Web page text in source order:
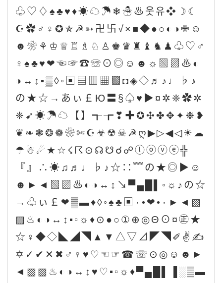
♧♡♢♠♣♥♦☀☁☂❄☃♨웃유❖☽☾
☪✿♂♀✪✯☭➳卍卐√×■◆●○◐◑✙☺
☻❀⚘♔♕♖♗♘♙♚♛♜♝♞♟♧♡♂
♀♠♣♥❤☜☞☎☏⊙◎☺☻☼▧▨♨◐
◑↔↕▪▒◊◦▣▤▥▦▩◘◈◇♬♪♩♭♪
の★☆→あぃ￡Ю〓§♤♥▶¤✲❈✿✲
❈➹☀☂☁【】┱┲❣✚✪✣✤✥✦❉❥
❦❧❃❂❁❀✄☪☣☢☠☭ღ▶▷◀◁☀☁
☂☃☄★☆☇☈⊙☊☋☌☍ⓛⓞⓥⓔ╬
『』∴☀♫♬♩♭♪☆∷﹌の★◎▶☺
☻►◄▧▨♨◐◑↔↕↘▀▄█▌◦☼♪の☆
→♧ぃ￡❤▒▬♦◊◦♠♣▣۰•❤•۰►◄▧
▨♨◐◑↔↕▪▫☼♦⊙●○①⊕◎Θ⊙¤㊣★
☆♀◆◇◣◢◥▲▼△▽⊿◤◥✐✌✍
✡✓✔✕✖♂♀♥♡☜☞☎☏⊙◎☺☻►
◄▧▨♨◐◑↔↕♥♡▪▫☼♦▀▄█▌▐░▒▬